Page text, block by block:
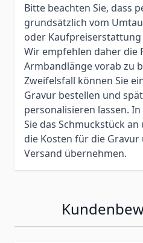
Bitte beachten Sie, dass
grundsätzlich vom
oder Kaufpreiserstattung
Wir empfehlen daher die
Armbandlänge vorab zu
Zweifelsfall können Sie
Gravur bestellen und
personalisieren lassen.
Sie das Schmuckstück
die Kosten für die
Versand übernehmen.